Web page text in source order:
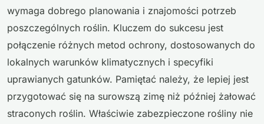
wymaga dobrego planowania i znajomości potrzeb
poszczególnych roślin. Kluczem do sukcesu jest
połączenie różnych metod ochrony, dostosowanych do
lokalnych warunków klimatycznych i specyfiki
uprawianych gatunków. Pamiętać należy, że lepiej jest
przygotować się na surowszą zimę niż później żałować
straconych roślin. Właściwie zabezpieczone rośliny nie